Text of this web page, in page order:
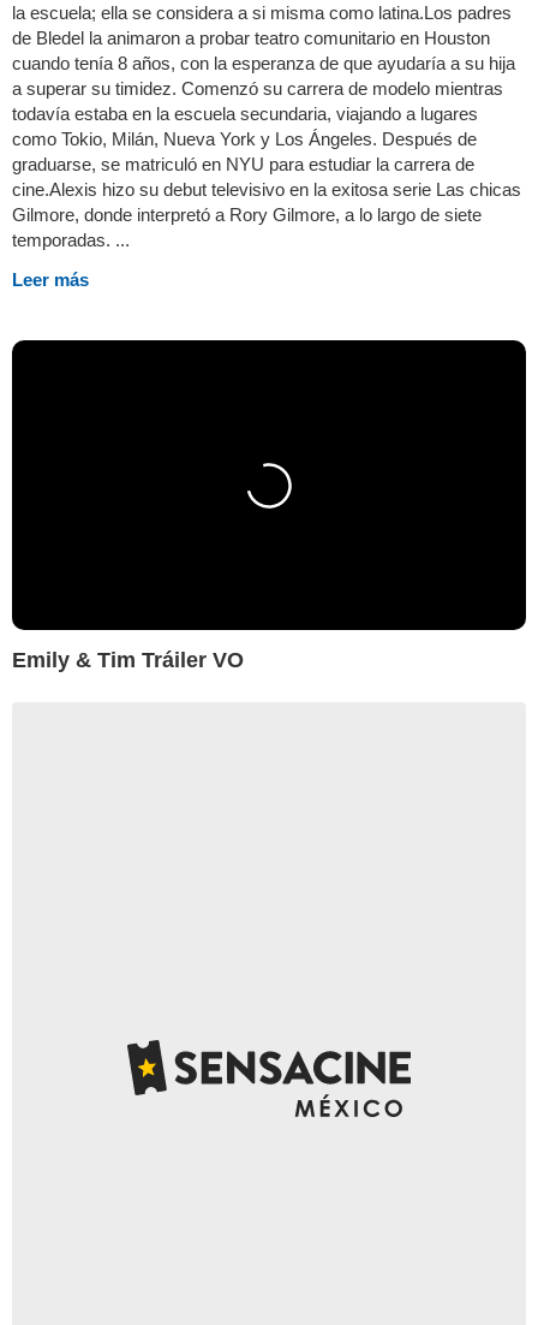
la escuela; ella se considera a si misma como latina.Los padres
de Bledel la animaron a probar teatro comunitario en Houston
cuando tenía 8 años, con la esperanza de que ayudaría a su hija
a superar su timidez. Comenzó su carrera de modelo mientras
todavía estaba en la escuela secundaria, viajando a lugares
como Tokio, Milán, Nueva York y Los Ángeles. Después de
graduarse, se matriculó en NYU para estudiar la carrera de
cine.Alexis hizo su debut televisivo en la exitosa serie Las chicas
Gilmore, donde interpretó a Rory Gilmore, a lo largo de siete
temporadas. ...
Leer más
Emily & Tim Tráiler VO